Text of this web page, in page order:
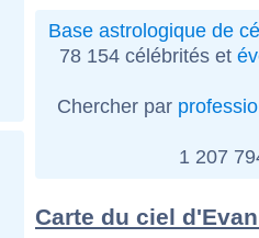
Base astrologique de
78 154 célébrités et
Chercher par
1 207
Carte du ciel